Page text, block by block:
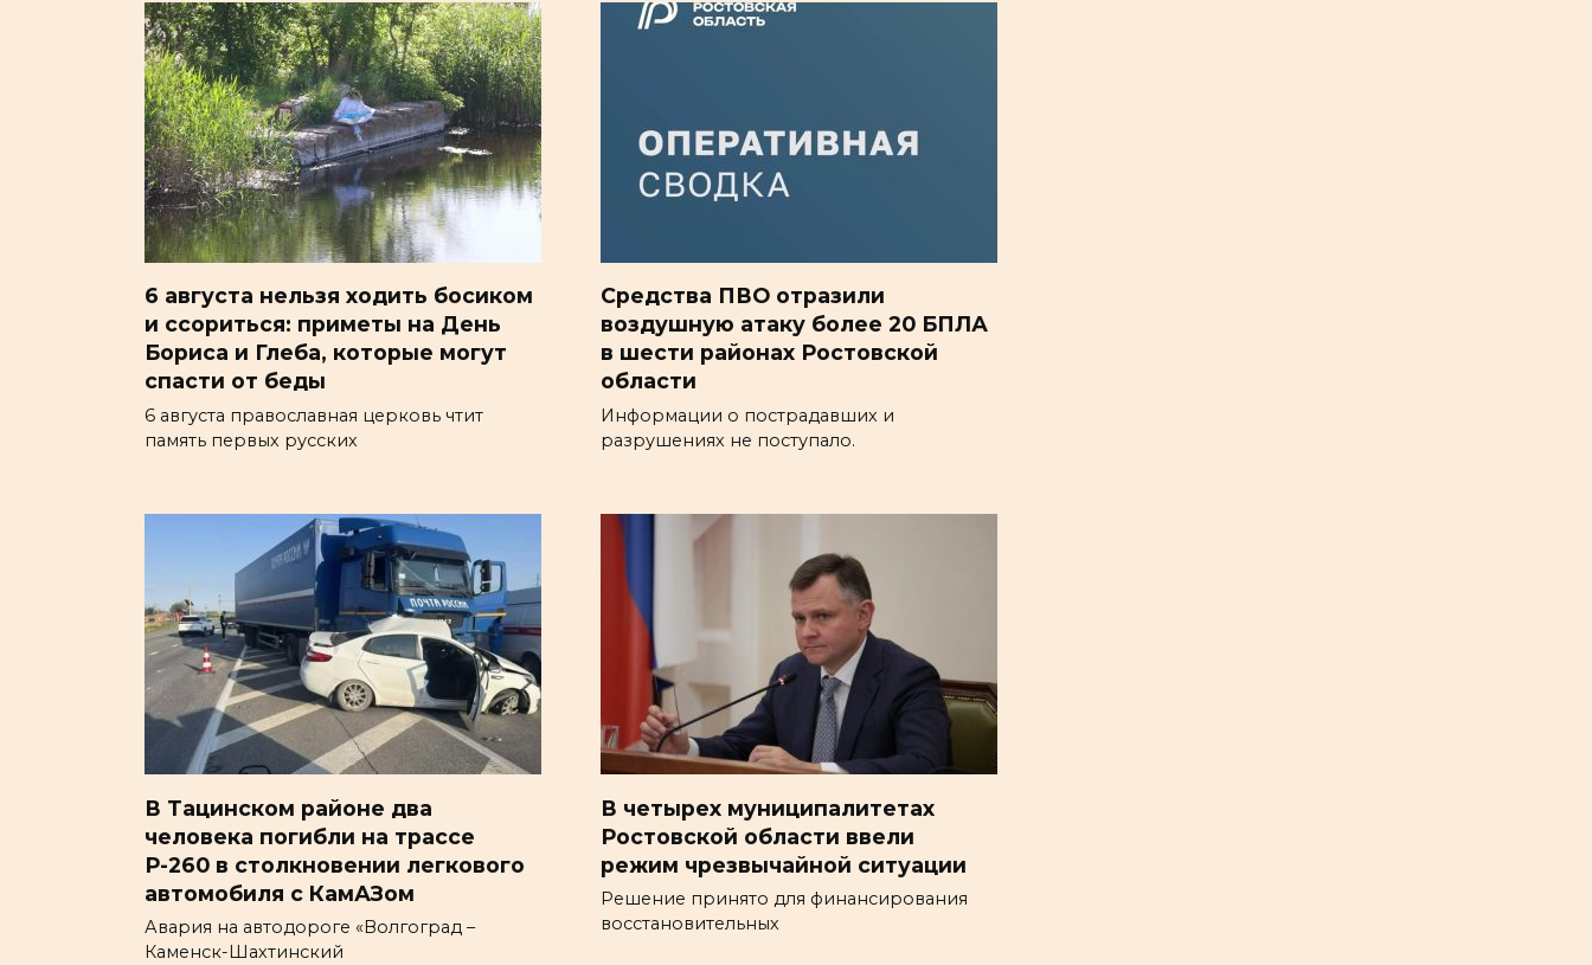
6 августа нельзя ходить босиком
и ссориться: приметы на День
Бориса и Глеба, которые могут
спасти от беды
6 августа православная церковь чтит
память первых русских
Средства ПВО отразили
воздушную атаку более 20 БПЛА
в шести районах Ростовской
области
Информации о пострадавших и
разрушениях не поступало.
В Тацинском районе два
человека погибли на трассе
Р-260 в столкновении легкового
автомобиля с КамАЗом
Авария на автодороге «Волгоград –
Каменск-Шахтинский
В четырех муниципалитетах
Ростовской области ввели
режим чрезвычайной ситуации
Решение принято для финансирования
восстановительных